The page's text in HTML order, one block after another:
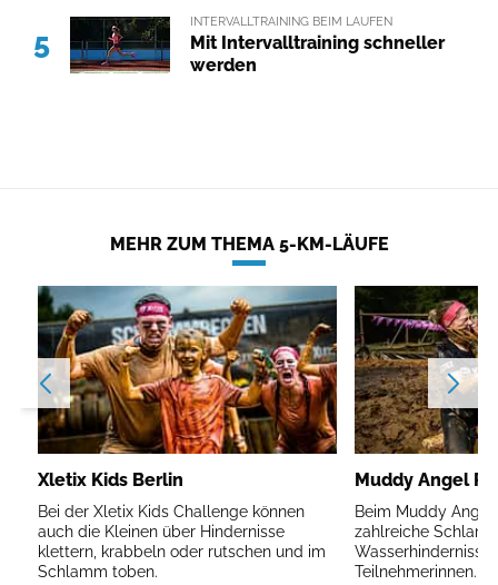
5
INTERVALLTRAINING BEIM LAUFEN
Mit Intervalltraining schneller
werden
MEHR ZUM THEMA 5-KM-LÄUFE
Xletix Kids Berlin
Bei der Xletix Kids Challenge können
auch die Kleinen über Hindernisse
klettern, krabbeln oder rutschen und im
Schlamm toben.
Muddy Angel
Beim Muddy
zahlreiche
Wasserhindernisse
Teilnehmerinnen.